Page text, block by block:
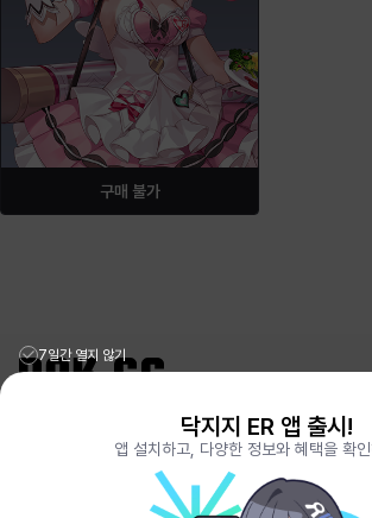
구매 불가
리그오브레전드 전적검색 포로지지PORO.GG
전략적팀전투 TFT 전적검색 롤체지지 LOLCHESS.GG
메이플스토리 종합통계MAPLE.GG
VALORANT.DAK.GG
7일간 열지 않기
닥지지 ER 앱 출시!
앱 설치하고, 다양한 정보와 혜택을 확